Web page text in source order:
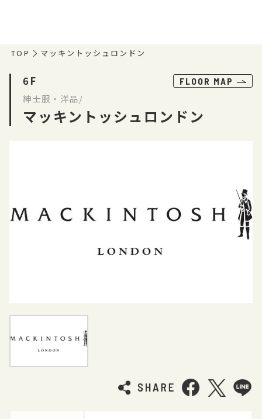
TOP マッキントッシュロンドン
6F FLOOR MAP
紳士服・洋品/
マッキントッシュロンドン